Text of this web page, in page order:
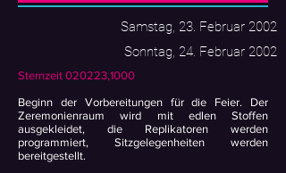
Samstag, 23. Februar 2002
Sonntag, 24. Februar 2002
Sternzeit 020223,1000
Beginn der Vorbereitungen für die Feier. Der
Zeremonienraum wird mit edlen Stoffen
ausgekleidet, die Replikatoren werden
programmiert, Sitzgelegenheiten werden
bereitgestellt.